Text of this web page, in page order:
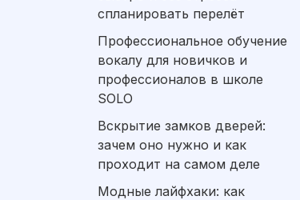
спланировать перелёт
Профессиональное обучение
вокалу для новичков и
профессионалов в школе
SOLO
Вскрытие замков дверей:
зачем оно нужно и как
проходит на самом деле
Модные лайфхаки: как